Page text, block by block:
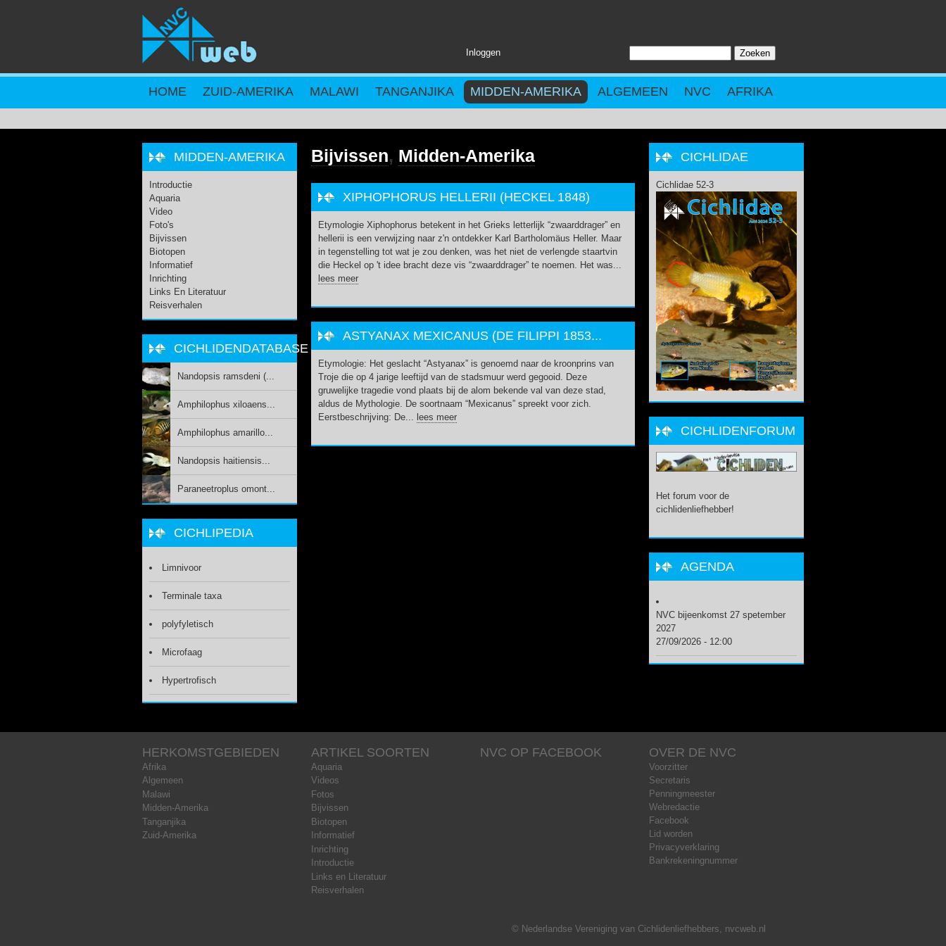
Inloggen
ZOEKVELD
HOME ZUID-AMERIKA MALAWI TANGANJIKA MIDDEN-AMERIKA ALGEMEEN NVC AFRIKA
Bijvissen, Midden-Amerika
XIPHOPHORUS HELLERII (HECKEL 1848)
Etymologie Xiphophorus betekent in het Grieks letterlijk “zwaarddrager” en
hellerii is een verwijzing naar z'n ontdekker Karl Bartholomäus Heller. Maar
in tegenstelling tot wat je zou denken, was het niet de verlengde staartvin
die Heckel op 't idee bracht deze vis “zwaarddrager” te noemen. Het was...
lees meer
ASTYANAX MEXICANUS (DE FILIPPI 1853...
Etymologie: Het geslacht “Astyanax” is genoemd naar de kroonprins van
Troje die op 4 jarige leeftijd van de stadsmuur werd gegooid. Deze
gruwelijke tragedie vond plaats bij de alom bekende val van deze stad,
aldus de Mythologie. De soortnaam “Mexicanus” spreekt voor zich.
Eerstbeschrijving: De... lees meer
MIDDEN-AMERIKA
Introductie
Aquaria
Video
Foto's
Bijvissen
Biotopen
Informatief
Inrichting
Links En Literatuur
Reisverhalen
CICHLIDENDATABASE
Nandopsis ramsdeni (...
Amphilophus xiloaens...
Amphilophus amarillo...
Nandopsis haitiensis...
Paraneetroplus omont...
CICHLIPEDIA
Limnivoor
Terminale taxa
polyfyletisch
Microfaag
Hypertrofisch
CICHLIDAE
Cichlidae 52-3
CICHLIDENFORUM
Het forum voor de
cichlidenliefhebber!
AGENDA
NVC bijeenkomst 27 spetember
2027
27/09/2026 - 12:00
HERKOMSTGEBIEDEN
Afrika
Algemeen
Malawi
Midden-Amerika
Tanganjika
Zuid-Amerika
ARTIKEL SOORTEN
Aquaria
Videos
Fotos
Bijvissen
Biotopen
Informatief
Inrichting
Introductie
Links en Literatuur
Reisverhalen
NVC OP FACEBOOK OVER DE NVC
Voorzitter
Secretaris
Penningmeester
Webredactie
Facebook
Lid worden
Privacyverklaring
Bankrekeningnummer
© Nederlandse Vereniging van Cichlidenliefhebbers, nvcweb.nl